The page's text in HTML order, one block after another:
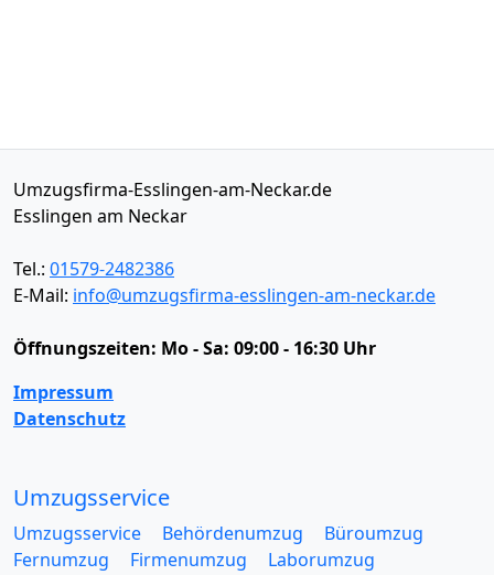
Umzugsfirma-Esslingen-am-Neckar.de
Esslingen am Neckar
Tel.: 01579-2482386
E-Mail: info@umzugsfirma-esslingen-am-neckar.de
Öffnungszeiten: Mo - Sa: 09:00 - 16:30 Uhr
Impressum
Datenschutz
Umzugsservice
Umzugsservice Behördenumzug
Büroumzug
Fernumzug
Firmenumzug
Laborumzug